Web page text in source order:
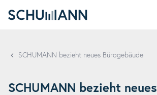
SCHUMANN bezieht neues Bürogebäude
SCHUMANN bezieht neues